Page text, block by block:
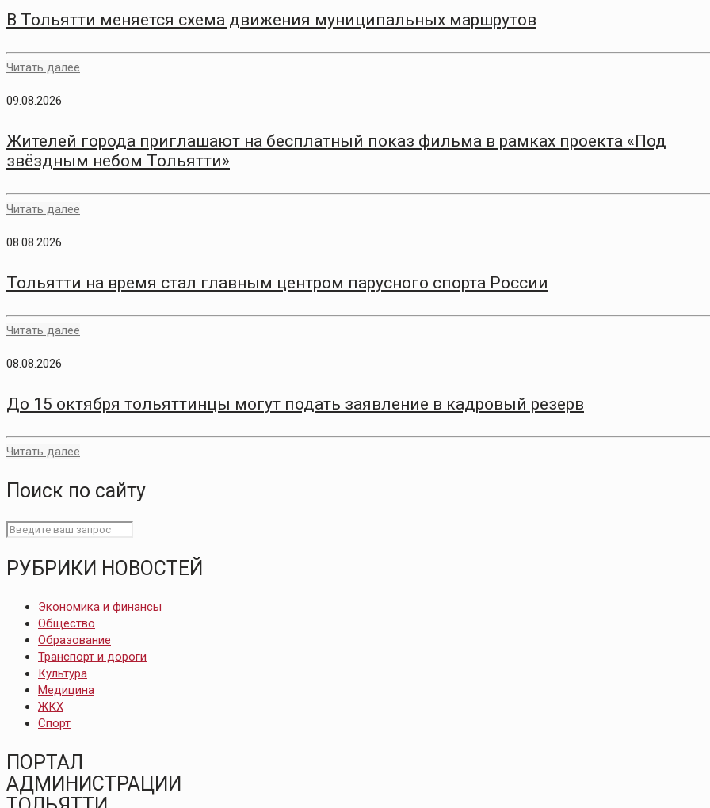
В Тольятти меняется схема движения муниципальных маршрутов
Читать далее
09.08.2026
Жителей города приглашают на бесплатный показ фильма в рамках проекта «Под
звёздным небом Тольятти»
Читать далее
08.08.2026
Тольятти на время стал главным центром парусного спорта России
Читать далее
08.08.2026
До 15 октября тольяттинцы могут подать заявление в кадровый резерв
Читать далее
Поиск по сайту
РУБРИКИ НОВОСТЕЙ
Экономика и финансы
Общество
Образование
Транспорт и дороги
Культура
Медицина
ЖКХ
Спорт
ПОРТАЛ
АДМИНИСТРАЦИИ